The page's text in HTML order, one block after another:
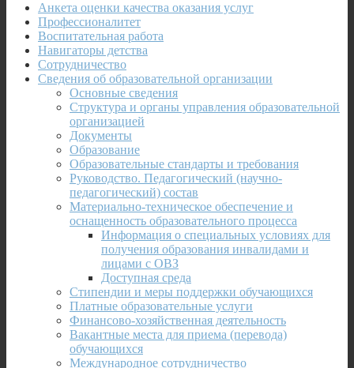
Анкета оценки качества оказания услуг
Профессионалитет
Воспитательная работа
Навигаторы детства
Сотрудничество
Сведения об образовательной организации
Основные сведения
Структура и органы управления образовательной
организацией
Документы
Образование
Образовательные стандарты и требования
Руководство. Педагогический (научно-
педагогический) состав
Материально-техническое обеспечение и
оснащенность образовательного процесса
Информация о специальных условиях для
получения образования инвалидами и
лицами с ОВЗ
Доступная среда
Стипендии и меры поддержки обучающихся
Платные образовательные услуги
Финансово-хозяйственная деятельность
Вакантные места для приема (перевода)
обучающихся
Международное сотрудничество